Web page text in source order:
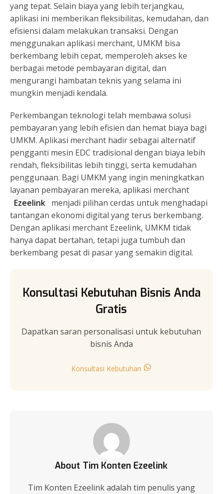
yang tepat. Selain biaya yang lebih terjangkau,
aplikasi ini memberikan fleksibilitas, kemudahan, dan
efisiensi dalam melakukan transaksi. Dengan
menggunakan aplikasi merchant, UMKM bisa
berkembang lebih cepat, memperoleh akses ke
berbagai metode pembayaran digital, dan
mengurangi hambatan teknis yang selama ini
mungkin menjadi kendala.
Perkembangan teknologi telah membawa solusi
pembayaran yang lebih efisien dan hemat biaya bagi
UMKM. Aplikasi merchant hadir sebagai alternatif
pengganti mesin EDC tradisional dengan biaya lebih
rendah, fleksibilitas lebih tinggi, serta kemudahan
penggunaan. Bagi UMKM yang ingin meningkatkan
layanan pembayaran mereka, aplikasi merchant
Ezeelink menjadi pilihan cerdas untuk menghadapi
tantangan ekonomi digital yang terus berkembang.
Dengan aplikasi merchant Ezeelink, UMKM tidak
hanya dapat bertahan, tetapi juga tumbuh dan
berkembang pesat di pasar yang semakin digital.
Konsultasi Kebutuhan Bisnis Anda
Gratis
Dapatkan saran personalisasi untuk kebutuhan
bisnis Anda
Konsultasi Kebutuhan
About Tim Konten Ezeelink
Tim Konten Ezeelink adalah tim penulis yang